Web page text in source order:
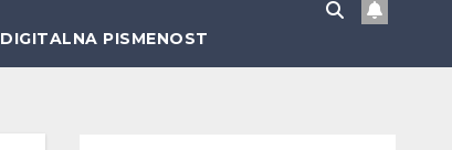
DIGITALNA PISMENOST